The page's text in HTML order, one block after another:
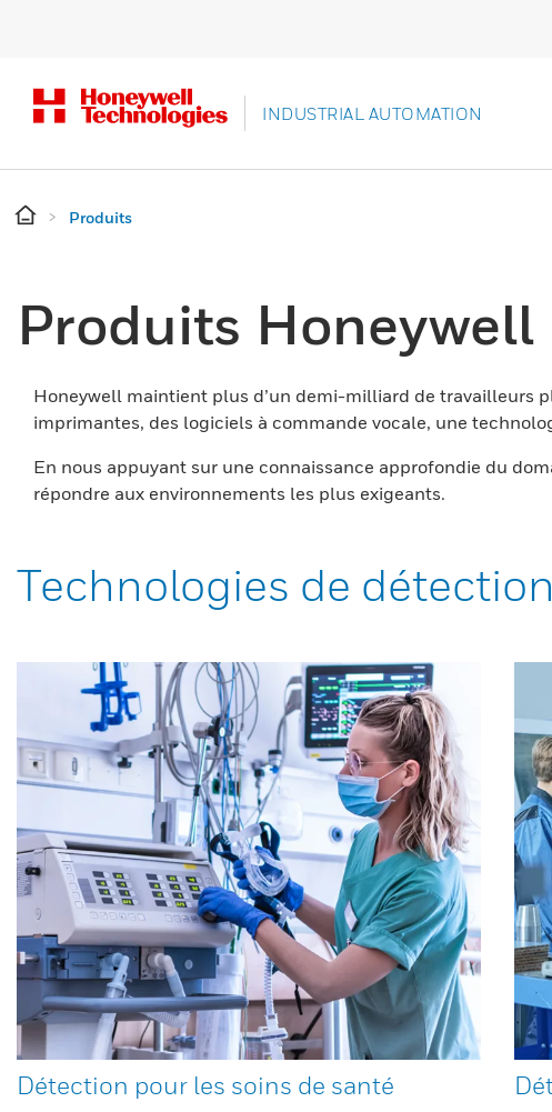
INDUSTRIAL AUTOMATION
Produits
Produits Honeywell
Honeywell maintient plus d’un demi-milliard de travailleurs
imprimantes, des logiciels à commande vocale, une
En nous appuyant sur une connaissance approfondie du
répondre aux environnements les plus exigeants.
Technologies de
Détection pour les soins de santé